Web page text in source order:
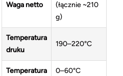
Waga netto
(łącznie ~210
g)
Temperatura
druku
190–220°C
Temperatura
0–60°C